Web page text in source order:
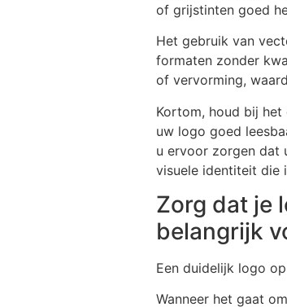
of grijstinten goed
Het gebruik van
formaten zonder
of vervorming,
Kortom, houd bij
uw logo goed
u ervoor zorgen dat
visuele identiteit die
Zorg dat je
belangrijk
Een duidelijk logo
Wanneer het gaat